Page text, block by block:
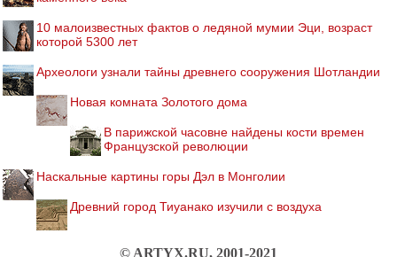
10 малоизвестных фактов о ледяной мумии Эци, возраст
которой 5300 лет
Археологи узнали тайны древнего сооружения Шотландии
Новая комната Золотого дома
В парижской часовне найдены кости времен
Французской революции
Наскальные картины горы Дэл в Монголии
Древний город Тиуанако изучили с воздуха
© ARTYX.RU, 2001-2021